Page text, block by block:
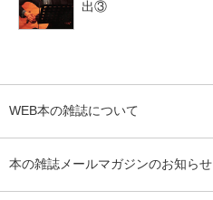
出③
WEB本の雑誌について
本の雑誌メールマガジンのお知らせ